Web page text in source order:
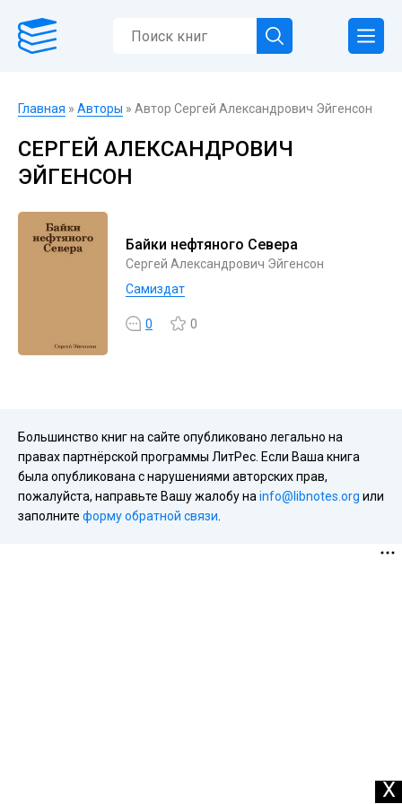
Главная » Авторы » Автор Сергей Александрович Эйгенсон
СЕРГЕЙ АЛЕКСАНДРОВИЧ
ЭЙГЕНСОН
Байки нефтяного Севера
Сергей Александрович Эйгенсон
Самиздат
0 0
Большинство книг на сайте опубликовано легально на
правах партнёрской программы ЛитРес. Если Ваша книга
была опубликована с нарушениями авторских прав,
пожалуйста, направьте Вашу жалобу на info@libnotes.org или
заполните форму обратной связи
X